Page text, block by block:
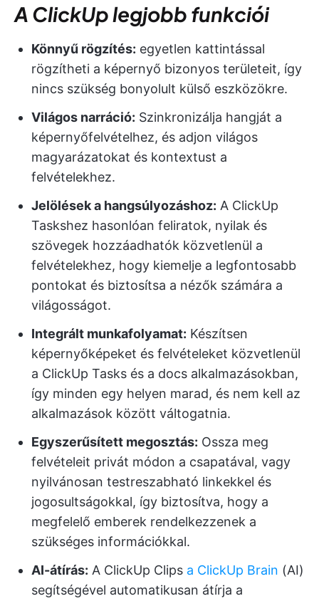
A ClickUp legjobb funkciói
Könnyű rögzítés: egyetlen kattintással
rögzítheti a képernyő bizonyos területeit, így
nincs szükség bonyolult külső eszközökre.
Világos narráció: Szinkronizálja hangját a
képernyőfelvételhez, és adjon világos
magyarázatokat és kontextust a
felvételekhez.
Jelölések a hangsúlyozáshoz: A ClickUp
Taskshez hasonlóan feliratok, nyilak és
szövegek hozzáadhatók közvetlenül a
felvételekhez, hogy kiemelje a legfontosabb
pontokat és biztosítsa a nézők számára a
világosságot.
Integrált munkafolyamat: Készítsen
képernyőképeket és felvételeket közvetlenül
a ClickUp Tasks és a docs alkalmazásokban,
így minden egy helyen marad, és nem kell az
alkalmazások között váltogatnia.
Egyszerűsített megosztás: Ossza meg
felvételeit privát módon a csapatával, vagy
nyilvánosan testreszabható linkekkel és
jogosultságokkal, így biztosítva, hogy a
megfelelő emberek rendelkezzenek a
szükséges információkkal.
AI-átírás: A ClickUp Clips a ClickUp Brain (AI)
segítségével automatikusan átírja a